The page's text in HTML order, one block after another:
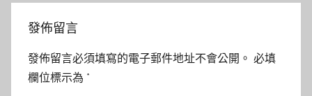
發佈留言
發佈留言必須填寫的電子郵件地址不會公開。 必填
欄位標示為 *